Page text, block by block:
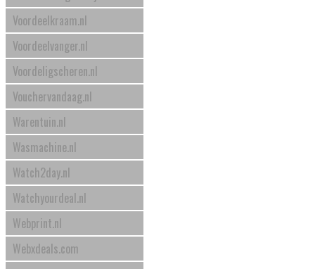
Voordeelkraam.nl
Voordeelvanger.nl
Voordeligscheren.nl
Vouchervandaag.nl
Warentuin.nl
Wasmachine.nl
Watch2day.nl
Watchyourdeal.nl
Webprint.nl
Webxdeals.com